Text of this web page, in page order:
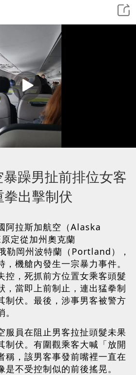
躁男扯前排位女客
出擊制伏
阿拉斯加航空（Alaska
定從加州奧克蘭
勒岡州波特蘭（Portland），
機艙內發生一宗暴力事件。
控，死抓前方位置女乘客頭髮
，當即上前制止，連出猛拳制
制伏。最後，涉事男客被警方
服員在阻止男客拉扯頭髮未果
制伏。有圍觀乘客大喊「放開
稱，該男客事發前嘴裡一直在
不受控制似的前後搖晃。